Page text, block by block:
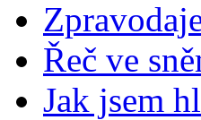
Řeč ve
Jak jsem